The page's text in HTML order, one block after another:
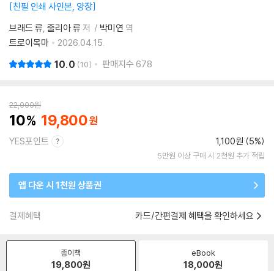
친필 인쇄 사인본, 양장
브래드 류 줄리아 류 저 박미연 역
트로이목마
2026.04.15.
10.0 10 판매지수 678
22,000원
10 19,800
YES포인트 1,100원 (5%)
5만원 이상 구매 시 2천원 추가 적립
앱 다운 시 1천원 상품권
결제혜택 카드/간편결제 혜택을 확인하세요
종이책
19,800원
eBook
18,000원